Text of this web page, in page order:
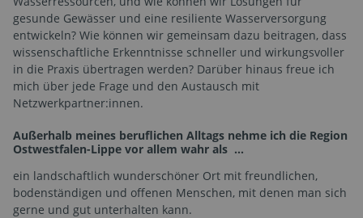
gesunde Gewässer und eine resiliente Wasserversorgung
entwickeln? Wie können wir gemeinsam dazu beitragen, dass
wissenschaftliche Erkenntnisse schneller und wirkungsvoller
in die Praxis übertragen werden? Darüber hinaus freue ich
mich über jede Frage und den Austausch mit
Netzwerkpartner:innen.
Außerhalb meines beruflichen Alltags nehme ich die Region
Ostwestfalen-Lippe vor allem wahr als …
ein landschaftlich wunderschöner Ort mit freundlichen,
bodenständigen und offenen Menschen, mit denen man sich
gerne und gut unterhalten kann.